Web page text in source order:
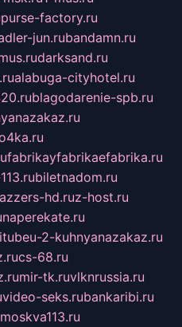
purse-factory.ru
jun.rubandamn.ru
darksand.ru
alabuga-cityhotel.ru
blagodarenie-spb.ru
fabrikayfabrikaefabrika.ru
biletnadom.ru
hd.ruz-host.ru
naperekate.ru
2-kuhnyanazakaz.ru
cs-68.ru
mir-tk.ruvlknrussia.ru
video-seks.rubankaribi.ru